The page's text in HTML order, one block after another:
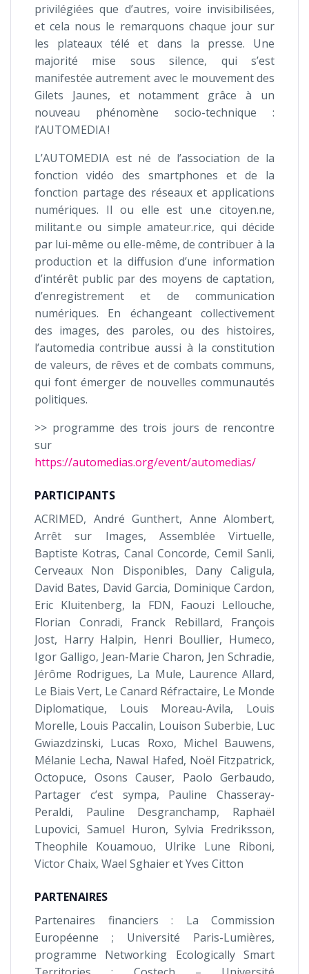
privilégiées que d’autres, voire invisibilisées,
et cela nous le remarquons chaque jour sur
les plateaux télé et dans la presse. Une
majorité mise sous silence, qui s’est
manifestée autrement avec le mouvement des
Gilets Jaunes, et notamment grâce à un
nouveau phénomène socio-technique :
l’AUTOMEDIA !
L’AUTOMEDIA est né de l’association de la
fonction vidéo des smartphones et de la
fonction partage des réseaux et applications
numériques. Il ou elle est un.e citoyen.ne,
militant.e ou simple amateur.rice, qui décide
par lui-même ou elle-même, de contribuer à la
production et la diffusion d’une information
d’intérêt public par des moyens de captation,
d’enregistrement et de communication
numériques. En échangeant collectivement
des images, des paroles, ou des histoires,
l’automedia contribue aussi à la constitution
de valeurs, de rêves et de combats communs,
qui font émerger de nouvelles communautés
politiques.
>> programme des trois jours de rencontre
sur
https://automedias.org/event/automedias/
PARTICIPANTS
ACRIMED, André Gunthert, Anne Alombert,
Arrêt sur Images, Assemblée Virtuelle,
Baptiste Kotras, Canal Concorde, Cemil Sanli,
Cerveaux Non Disponibles, Dany Caligula,
David Bates, David Garcia, Dominique Cardon,
Eric Kluitenberg, la FDN, Faouzi Lellouche,
Florian Conradi, Franck Rebillard, François
Jost, Harry Halpin, Henri Boullier, Humeco,
Igor Galligo, Jean-Marie Charon, Jen Schradie,
Jérôme Rodrigues, La Mule, Laurence Allard,
Le Biais Vert, Le Canard Réfractaire, Le Monde
Diplomatique, Louis Moreau-Avila, Louis
Morelle, Louis Paccalin, Louison Suberbie, Luc
Gwiazdzinski, Lucas Roxo, Michel Bauwens,
Mélanie Lecha, Nawal Hafed, Noël Fitzpatrick,
Octopuce, Osons Causer, Paolo Gerbaudo,
Partager c’est sympa, Pauline Chasseray-
Peraldi, Pauline Desgranchamp, Raphaël
Lupovici, Samuel Huron, Sylvia Fredriksson,
Theophile Kouamouo, Ulrike Lune Riboni,
Victor Chaix, Wael Sghaier et Yves Citton
PARTENAIRES
Partenaires financiers : La Commission
Européenne ; Université Paris-Lumières,
programme Networking Ecologically Smart